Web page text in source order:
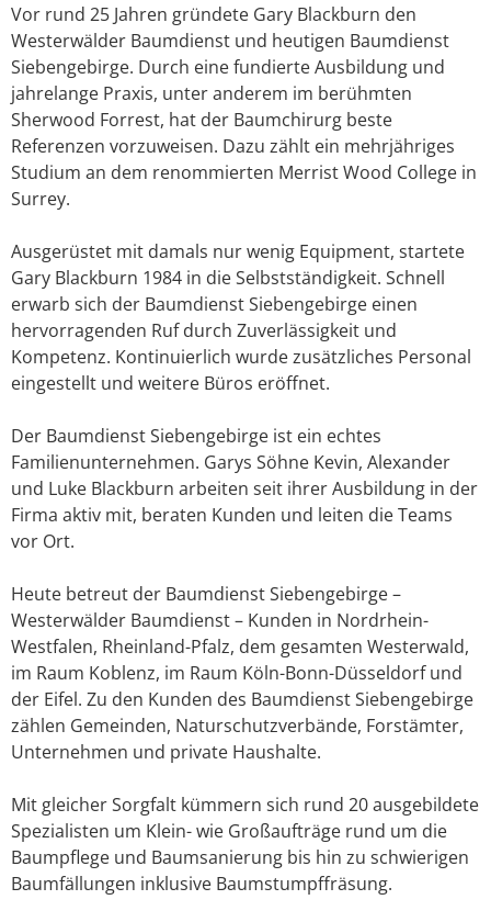
Vor rund 25 Jahren gründete Gary Blackburn den
Westerwälder Baumdienst und heutigen Baumdienst
Siebengebirge. Durch eine fundierte Ausbildung und
jahrelange Praxis, unter anderem im berühmten
Sherwood Forrest, hat der Baumchirurg beste
Referenzen vorzuweisen. Dazu zählt ein mehrjähriges
Studium an dem renommierten Merrist Wood College in
Surrey.
Ausgerüstet mit damals nur wenig Equipment, startete
Gary Blackburn 1984 in die Selbstständigkeit. Schnell
erwarb sich der Baumdienst Siebengebirge einen
hervorragenden Ruf durch Zuverlässigkeit und
Kompetenz. Kontinuierlich wurde zusätzliches Personal
eingestellt und weitere Büros eröffnet.
Der Baumdienst Siebengebirge ist ein echtes
Familienunternehmen. Garys Söhne Kevin, Alexander
und Luke Blackburn arbeiten seit ihrer Ausbildung in der
Firma aktiv mit, beraten Kunden und leiten die Teams
vor Ort.
Heute betreut der Baumdienst Siebengebirge –
Westerwälder Baumdienst – Kunden in Nordrhein-
Westfalen, Rheinland-Pfalz, dem gesamten Westerwald,
im Raum Koblenz, im Raum Köln-Bonn-Düsseldorf und
der Eifel. Zu den Kunden des Baumdienst Siebengebirge
zählen Gemeinden, Naturschutzverbände, Forstämter,
Unternehmen und private Haushalte.
Mit gleicher Sorgfalt kümmern sich rund 20 ausgebildete
Spezialisten um Klein- wie Großaufträge rund um die
Baumpflege und Baumsanierung bis hin zu schwierigen
Baumfällungen inklusive Baumstumpffräsung.